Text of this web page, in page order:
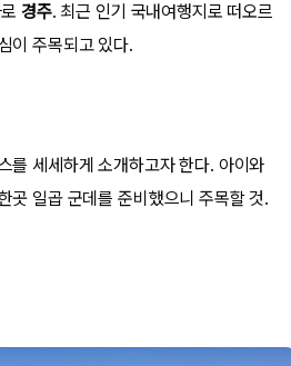
로경주. 최근 인기 국내여행지로 떠오르
이 주목되고 있다.
를 세세하게 소개하고자 한다. 아이와
곳 일곱 군데를 준비했으니 주목할 것.